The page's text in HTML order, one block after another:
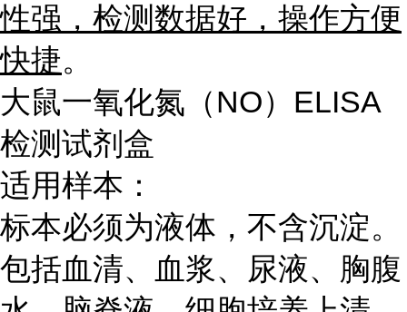
性强，检测数据好，操作方便
快捷。
大鼠一氧化氮（NO）ELISA
检测试剂盒
适用样本：
标本必须为液体，不含沉淀。
包括血清、血浆、尿液、胸腹